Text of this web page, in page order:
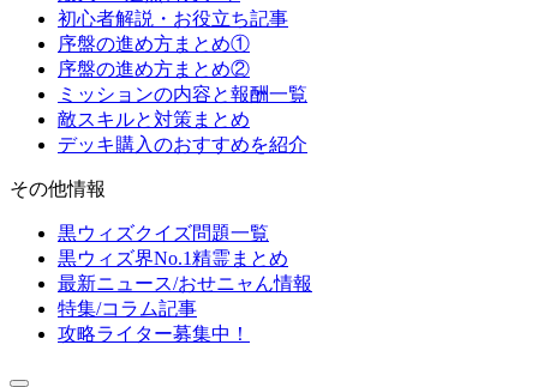
初心者解説・お役立ち記事
序盤の進め方まとめ①
序盤の進め方まとめ②
ミッションの内容と報酬一覧
敵スキルと対策まとめ
デッキ購入のおすすめを紹介
その他情報
黒ウィズクイズ問題一覧
黒ウィズ界No.1精霊まとめ
最新ニュース/おせニャん情報
特集/コラム記事
攻略ライター募集中！